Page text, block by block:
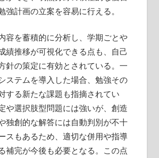
強計画の立案を容易に行える。
容を蓄積的に分析し、学期ごとや
績推移が可視化できる点も、自己
針の策定に有効とされている。一
ステムを導入した場合、勉強その
する新たな課題も指摘されてい
や選択肢型問題には強いが、創造
独創的な解答には自動判別が不十
スもあるため、適切な併用や指導
補完が今後も必要となる。この点